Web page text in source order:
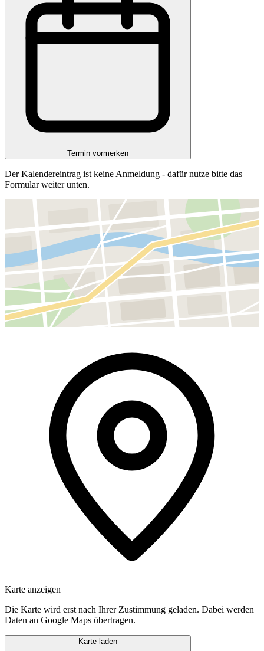
Termin vormerken
Der Kalendereintrag ist keine Anmeldung - dafür nutze bitte das
Formular weiter unten.
Karte anzeigen
Die Karte wird erst nach Ihrer Zustimmung geladen. Dabei werden
Daten an Google Maps übertragen.
Karte laden